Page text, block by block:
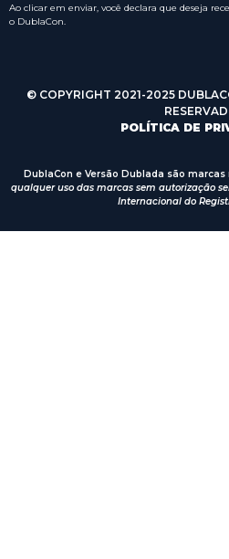
Ao clicar em enviar, você declara que deseja
o DublaCon.
© COPYRIGHT 2021-2025
POLÍTICA DE
DublaCon e Versão Dublada são
qualquer uso das marcas sem autorização
Internacional do